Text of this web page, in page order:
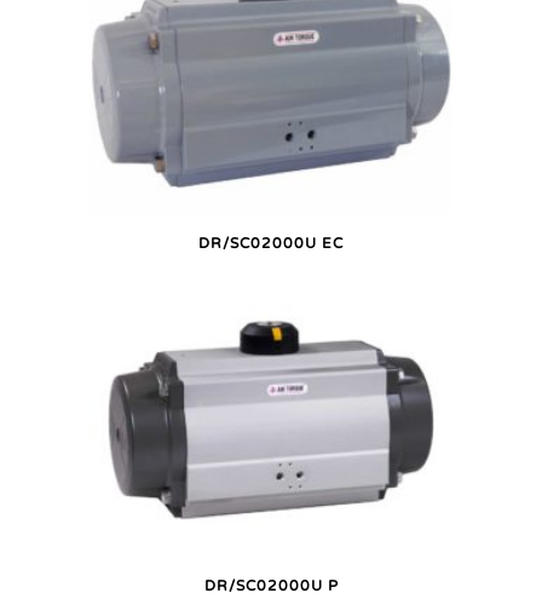
DR/SC02000U EC
DR/SC02000U P